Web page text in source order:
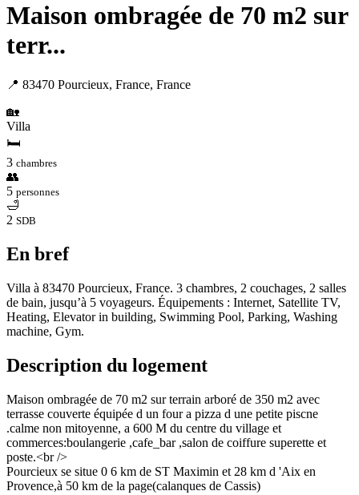
Maison ombragée de 70 m2 sur
terr...
📍 83470 Pourcieux, France, France
🏡
Villa
🛏
3 chambres
👥
5 personnes
🛁
2 SDB
En bref
Villa à 83470 Pourcieux, France. 3 chambres, 2 couchages, 2 salles
de bain, jusqu’à 5 voyageurs. Équipements : Internet, Satellite TV,
Heating, Elevator in building, Swimming Pool, Parking, Washing
machine, Gym.
Description du logement
Maison ombragée de 70 m2 sur terrain arboré de 350 m2 avec
terrasse couverte équipée d un four a pizza d une petite piscne
.calme non mitoyenne, a 600 M du centre du village et
commerces:boulangerie ,cafe_bar ,salon de coiffure superette et
poste.<br />
Pourcieux se situe 0 6 km de ST Maximin et 28 km d 'Aix en
Provence,à 50 km de la page(calanques de Cassis)